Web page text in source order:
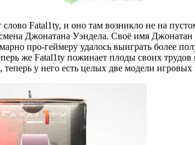
Fatal1ty, и оно там возникло не на
Джонатана Уэндела. Своё имя
про-геймеру удалось выиграть более
же Fatal1ty пожинает плоды своих
у него есть целых две модели